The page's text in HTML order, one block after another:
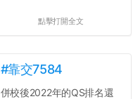
點擊打開全文
#靠交7584
併校後2022年的QS排名還